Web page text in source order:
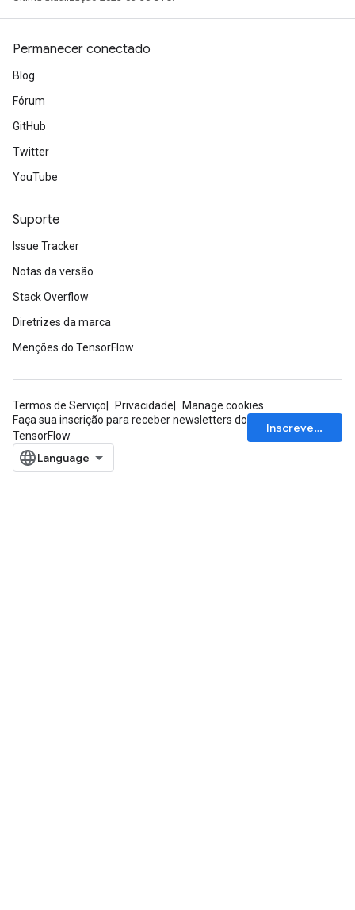
Permanecer conectado
Blog
Fórum
GitHub
Twitter
YouTube
Suporte
Issue Tracker
Notas da versão
Stack Overflow
Diretrizes da marca
Menções do TensorFlow
Termos de Serviço Privacidade
Manage cookies
Faça sua inscrição para receber newsletters do
TensorFlow
Inscrever-se